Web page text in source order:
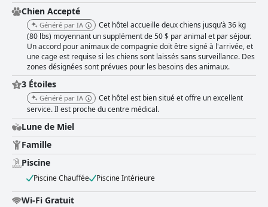
Chien Accepté
Généré par IA
Cet hôtel accueille deux chiens jusqu'à 36 kg
(80 lbs) moyennant un supplément de 50 $ par animal et par séjour.
Un accord pour animaux de compagnie doit être signé à l'arrivée, et
une cage est requise si les chiens sont laissés sans surveillance. Des
zones désignées sont prévues pour les besoins des animaux.
3 Étoiles
Généré par IA
Cet hôtel est bien situé et offre un excellent
service. Il est proche du centre médical.
Lune de Miel
Famille
Piscine
Piscine Chauffée Piscine Intérieure
Wi-Fi Gratuit